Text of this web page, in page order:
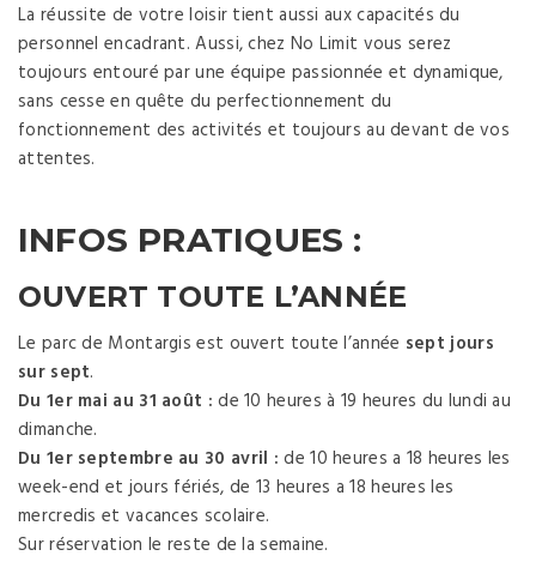
La réussite de votre loisir tient aussi aux capacités du
personnel encadrant. Aussi, chez No Limit vous serez
toujours entouré par une équipe passionnée et dynamique,
sans cesse en quête du perfectionnement du
fonctionnement des activités et toujours au devant de vos
attentes.
INFOS PRATIQUES :
OUVERT TOUTE L’ANNÉE
Le parc de Montargis est ouvert toute l’année sept jours
sur sept.
Du 1er mai au 31 août : de 10 heures à 19 heures du lundi au
dimanche.
Du 1er septembre au 30 avril : de 10 heures a 18 heures les
week-end et jours fériés, de 13 heures a 18 heures les
mercredis et vacances scolaire.
Sur réservation le reste de la semaine.